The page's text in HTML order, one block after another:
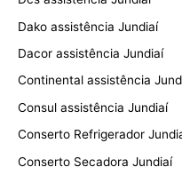
Dako assistência Jundiaí
Dacor assistência Jundiaí
Continental assistência
Consul assistência Jundiaí
Conserto Refrigerador
Conserto Secadora Jundiaí